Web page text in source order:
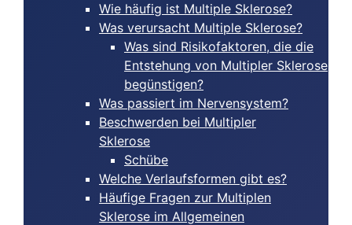
Wie häufig ist Multiple Sklerose?
Was verursacht Multiple Sklerose?
Was sind Risikofaktoren, die die
Entstehung von Multipler Sklerose
begünstigen?
Was passiert im Nervensystem?
Beschwerden bei Multipler
Sklerose
Schübe
Welche Verlaufsformen gibt es?
Häufige Fragen zur Multiplen
Sklerose im Allgemeinen